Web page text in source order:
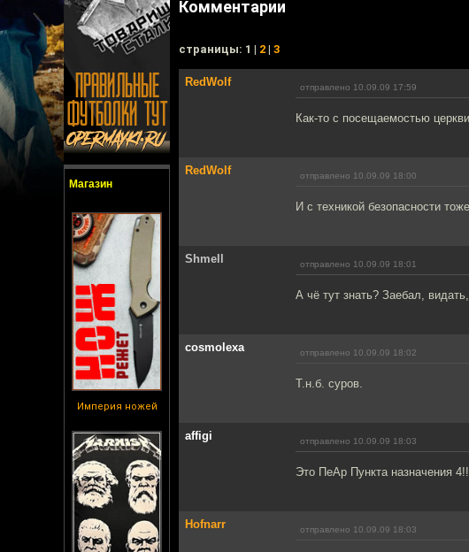
Магазин
Империя ножей
Комментарии
cтраницы: 1 | 2 | 3
RedWolf отправлено 10.09.09 17:59
Как-то с посещаемостью
RedWolf отправлено 10.09.09 18:00
И с техникой безопасности
Shmell отправлено 10.09.09 18:01
А чё тут знать? Заебал,
cosmolexa отправлено 10.09.09 18:02
Т.н.б. суров.
affigi отправлено 10.09.09 18:03
Это ПеАр Пункта назначения
Hofnarr отправлено 10.09.09 18:03